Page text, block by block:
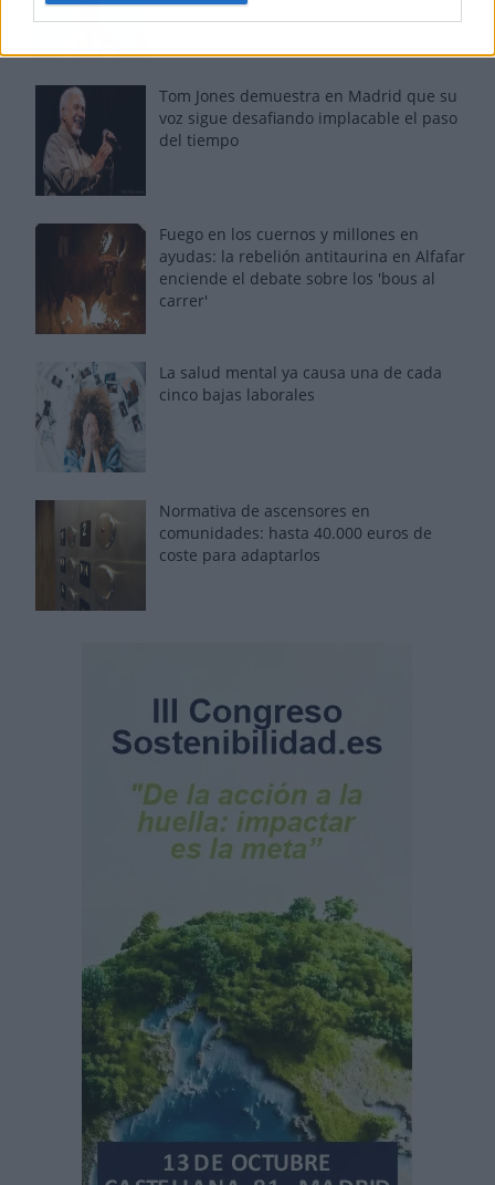
Tom Jones demuestra en Madrid que su
voz sigue desafiando implacable el paso
del tiempo
Fuego en los cuernos y millones en
ayudas: la rebelión antitaurina en Alfafar
enciende el debate sobre los 'bous al
carrer'
La salud mental ya causa una de cada
cinco bajas laborales
Normativa de ascensores en
comunidades: hasta 40.000 euros de
coste para adaptarlos